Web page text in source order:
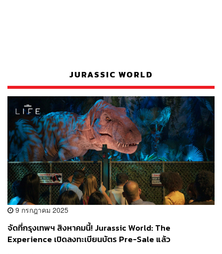
JURASSIC WORLD
9 กรกฎาคม 2025
จัดที่กรุงเทพฯ สิงหาคมนี้! Jurassic World: The
Experience เปิดลงทะเบียนบัตร Pre-Sale แล้ว